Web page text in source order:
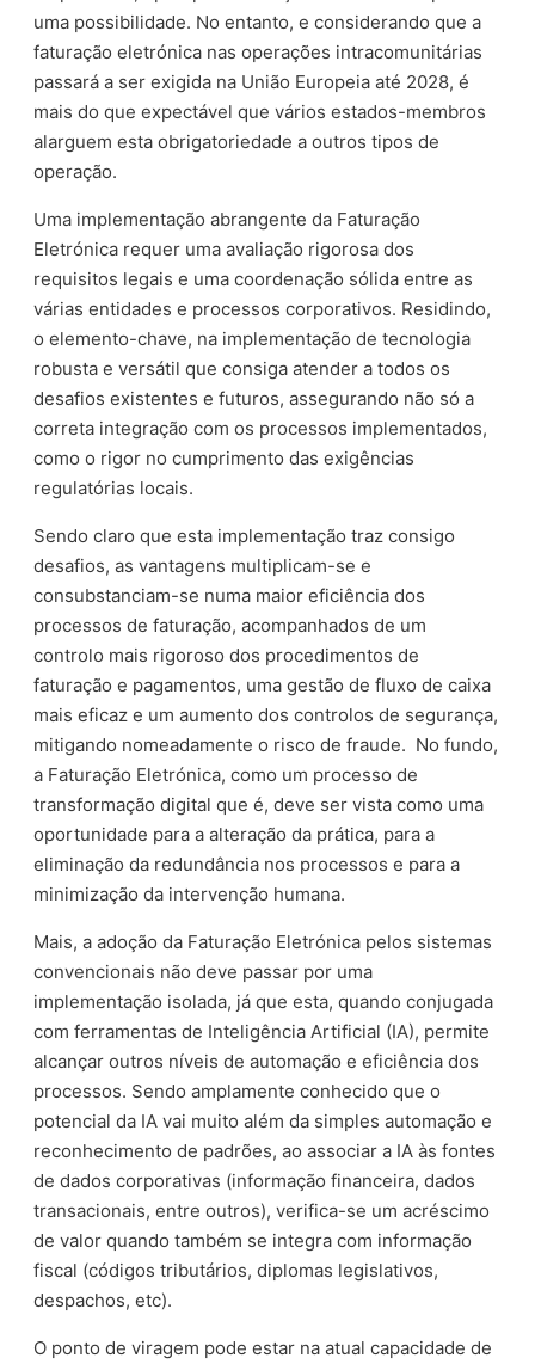
uma possibilidade. No entanto, e considerando que a
faturação eletrónica nas operações intracomunitárias
passará a ser exigida na União Europeia até 2028, é
mais do que expectável que vários estados-membros
alarguem esta obrigatoriedade a outros tipos de
operação.
Uma implementação abrangente da Faturação
Eletrónica requer uma avaliação rigorosa dos
requisitos legais e uma coordenação sólida entre as
várias entidades e processos corporativos. Residindo,
o elemento-chave, na implementação de tecnologia
robusta e versátil que consiga atender a todos os
desafios existentes e futuros, assegurando não só a
correta integração com os processos implementados,
como o rigor no cumprimento das exigências
regulatórias locais.
Sendo claro que esta implementação traz consigo
desafios, as vantagens multiplicam-se e
consubstanciam-se numa maior eficiência dos
processos de faturação, acompanhados de um
controlo mais rigoroso dos procedimentos de
faturação e pagamentos, uma gestão de fluxo de caixa
mais eficaz e um aumento dos controlos de segurança,
mitigando nomeadamente o risco de fraude. No fundo,
a Faturação Eletrónica, como um processo de
transformação digital que é, deve ser vista como uma
oportunidade para a alteração da prática, para a
eliminação da redundância nos processos e para a
minimização da intervenção humana.
Mais, a adoção da Faturação Eletrónica pelos sistemas
convencionais não deve passar por uma
implementação isolada, já que esta, quando conjugada
com ferramentas de Inteligência Artificial (IA), permite
alcançar outros níveis de automação e eficiência dos
processos. Sendo amplamente conhecido que o
potencial da IA vai muito além da simples automação e
reconhecimento de padrões, ao associar a IA às fontes
de dados corporativas (informação financeira, dados
transacionais, entre outros), verifica-se um acréscimo
de valor quando também se integra com informação
fiscal (códigos tributários, diplomas legislativos,
despachos, etc).
O ponto de viragem pode estar na atual capacidade de